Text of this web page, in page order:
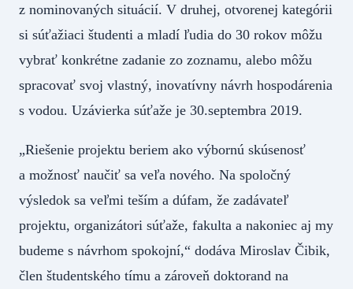
z nominovaných situácií. V druhej, otvorenej kategórii
si súťažiaci študenti a mladí ľudia do 30 rokov môžu
vybrať konkrétne zadanie zo zoznamu, alebo môžu
spracovať svoj vlastný, inovatívny návrh hospodárenia
s vodou. Uzávierka súťaže je 30.septembra 2019.
„Riešenie projektu beriem ako výbornú skúsenosť
a možnosť naučiť sa veľa nového. Na spoločný
výsledok sa veľmi teším a dúfam, že zadávateľ
projektu, organizátori súťaže, fakulta a nakoniec aj my
budeme s návrhom spokojní,“ dodáva Miroslav Čibik,
člen študentského tímu a zároveň doktorand na